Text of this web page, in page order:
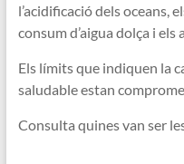
l’acidificació dels oceans,
consum d’aigua dolça i
Els límits que indiquen la
saludable estan
Consulta quines van ser